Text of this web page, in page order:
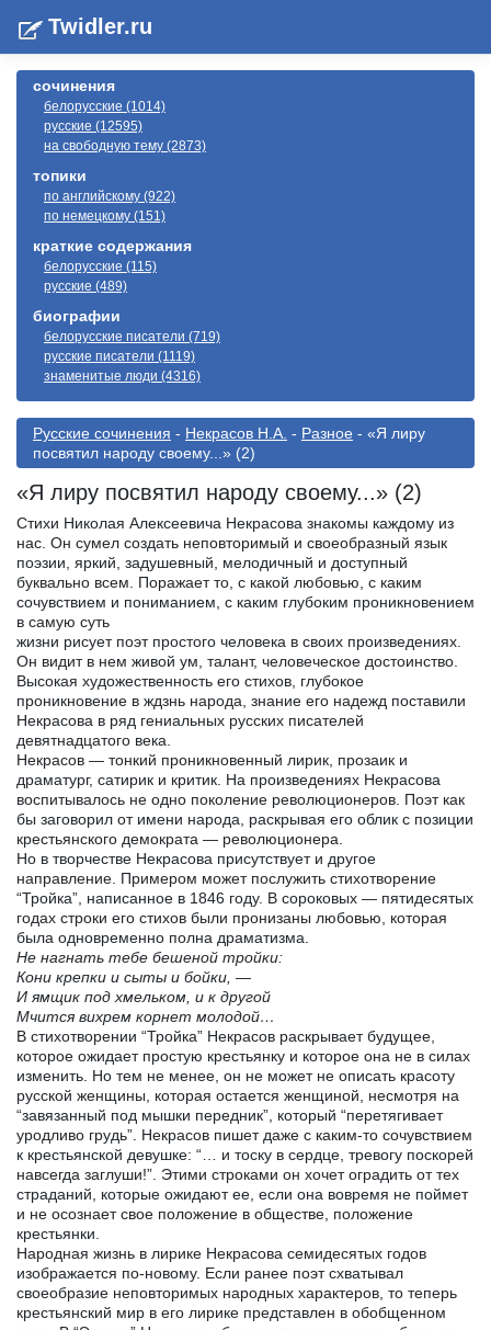
Twidler.ru
сочинения
белорусские (1014)
русские (12595)
на свободную тему (2873)
топики
по английскому (922)
по немецкому (151)
краткие содержания
белорусские (115)
русские (489)
биографии
белорусские писатели (719)
русские писатели (1119)
знаменитые люди (4316)
Русские сочинения - Некрасов Н.А. - Разное - «Я лиру
посвятил народу своему...» (2)
«Я лиру посвятил народу своему...» (2)
Стихи Николая Алексеевича Некрасова знакомы каждому из
нас. Он сумел создать неповторимый и своеобразный язык
поэзии, яркий, задушевный, мелодичный и доступный
буквально всем. Поражает то, с какой любовью, с каким
сочувствием и пониманием, с каким глубоким проникновением
в самую суть
жизни рисует поэт простого человека в своих произведениях.
Он видит в нем живой ум, талант, человеческое достоинство.
Высокая художественность его стихов, глубокое
проникновение в ждзнь народа, знание его надежд поставили
Некрасова в ряд гениальных русских писателей
девятнадцатого века.
Некрасов — тонкий проникновенный лирик, прозаик и
драматург, сатирик и критик. На произведениях Некрасова
воспитывалось не одно поколение революционеров. Поэт как
бы заговорил от имени народа, раскрывая его облик с позиции
крестьянского демократа — революционера.
Но в творчестве Некрасова присутствует и другое
направление. Примером может послужить стихотворение
“Тройка”, написанное в 1846 году. В сороковых — пятидесятых
годах строки его стихов были пронизаны любовью, которая
была одновременно полна драматизма.
Не нагнать тебе бешеной тройки:
Кони крепки и сыты и бойки, —
И ямщик под хмельком, и к другой
Мчится вихрем корнет молодой…
В стихотворении “Тройка” Некрасов раскрывает будущее,
которое ожидает простую крестьянку и которое она не в силах
изменить. Но тем не менее, он не может не описать красоту
русской женщины, которая остается женщиной, несмотря на
“завязанный под мышки передник”, который “перетягивает
уродливо грудь”. Некрасов пишет даже с каким-то сочувствием
к крестьянской девушке: “… и тоску в сердце, тревогу поскорей
навсегда заглуши!”. Этими строками он хочет оградить от тех
страданий, которые ожидают ее, если она вовремя не поймет
и не осознает свое положение в обществе, положение
крестьянки.
Народная жизнь в лирике Некрасова семидесятых годов
изображается по-новому. Если ранее поэт схватывал
своеобразие неповторимых народных характеров, то теперь
крестьянский мир в его лирике представлен в обобщенном